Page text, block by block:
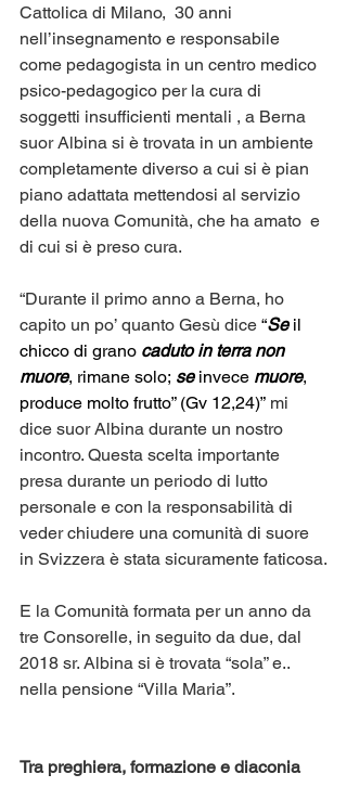
Cattolica di Milano,  30 anni
nell’insegnamento e responsabile
come pedagogista in un centro medico
psico-pedagogico per la cura di
soggetti insufficienti mentali , a Berna
suor Albina si è trovata in un ambiente
completamente diverso a cui si è pian
piano adattata mettendosi al servizio
della nuova Comunità, che ha amato  e
di cui si è preso cura.
“Durante il primo anno a Berna, ho
capito un po’ quanto Gesù dice “Se il
chicco di grano caduto in terra non
muore, rimane solo; se invece muore,
produce molto frutto” (Gv 12,24)” mi
dice suor Albina durante un nostro
incontro. Questa scelta importante
presa durante un periodo di lutto
personale e con la responsabilità di
veder chiudere una comunità di suore
in Svizzera è stata sicuramente faticosa.
E la Comunità formata per un anno da
tre Consorelle, in seguito da due, dal
2018 sr. Albina si è trovata “sola” e..
nella pensione “Villa Maria”.
Tra preghiera, formazione e diaconia